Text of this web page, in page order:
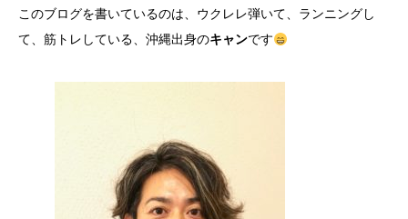
このブログを書いているのは、ウクレレ弾いて、ランニングし
て、筋トレしている、沖縄出身のキャンです